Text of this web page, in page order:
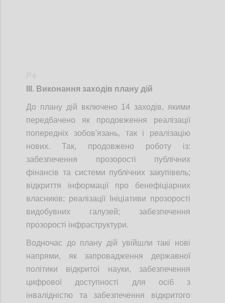
ІІІ. Виконання заходів плану дій
До плану дій включено 14 заходів, якими
передбачено як продовження реалізації
попередніх зобов'язань, так і реалізацію
нових. Так, продовжено роботу із:
забезпечення прозорості публічних
фінансів та системи публічних закупівель;
відкриття інформації про бенефіціарних
власників; реалізації Ініціативи прозорості
видобувних галузей; забезпечення
прозорості інфраструктури.
Водночас до плану дій увійшли такі нові
напрями, як запровадження державної
політики відкритої науки, забезпечення
цифрової доступності для осіб з
інвалідністю та забезпечення відкритого